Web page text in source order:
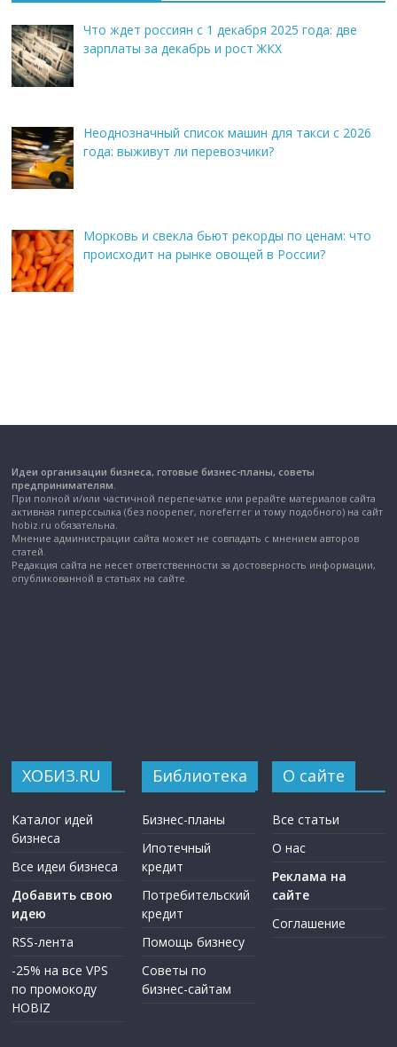
Что ждет россиян с 1 декабря 2025 года: две
зарплаты за декабрь и рост ЖКХ
Неоднозначный список машин для такси с 2026
года: выживут ли перевозчики?
Морковь и свекла бьют рекорды по ценам: что
происходит на рынке овощей в России?
Идеи организации бизнеса, готовые бизнес-планы, советы
предпринимателям.
При полной и/или частичной перепечатке или рерайте материалов сайта
активная гиперссылка (без noopener, noreferrer и тому подобного) на сайт
hobiz.ru обязательна.
Мнение администрации сайта может не совпадать с мнением авторов
статей.
Редакция сайта не несет ответственности за достоверность информации,
опубликованной в статьях на сайте.
ХОБИЗ.RU
Каталог идей
бизнеса
Все идеи бизнеса
Добавить свою
идею
RSS-лента
-25% на все VPS
по промокоду
HOBIZ
Библиотека
Бизнес-планы
Ипотечный
кредит
Потребительский
кредит
Помощь бизнесу
Советы по
бизнес-сайтам
О сайте
Все статьи
О нас
Реклама на
сайте
Соглашение